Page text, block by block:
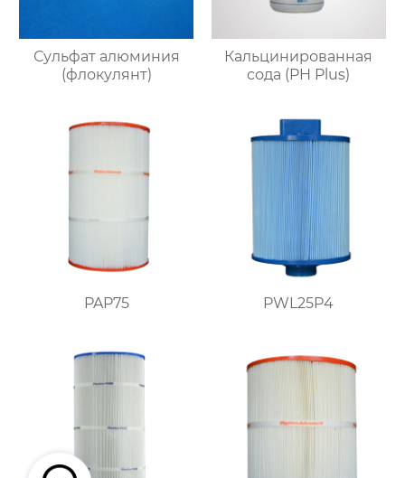
Сульфат алюминия
(флокулянт)
Кальцинированная
сода (PH Plus)
PAP75 PWL25P4